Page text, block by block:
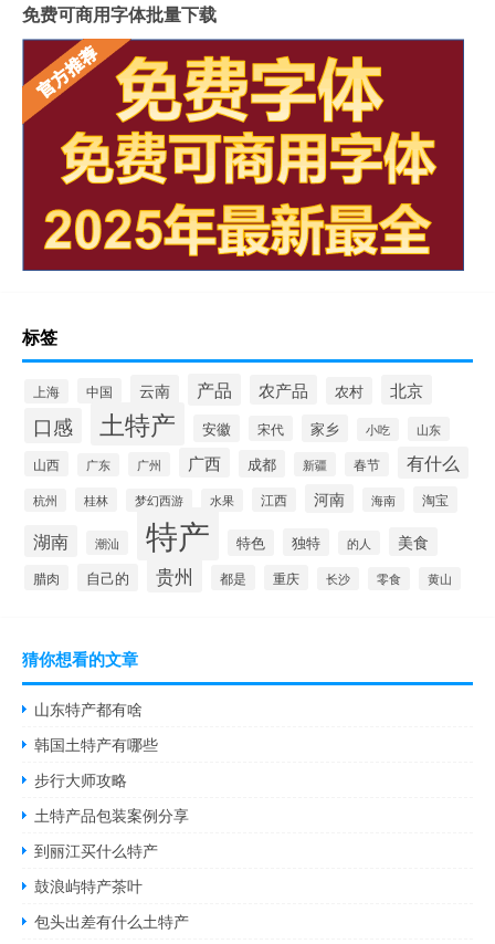
免费可商用字体批量下载
标签
上海 中国 云南 产品 农产品 农村 北京
口感 土特产 安徽 宋代 家乡 小吃 山东
山西 广东 广州 广西 成都 新疆 春节 有什么
杭州 桂林 梦幻西游 水果 江西 河南 海南 淘宝
湖南 潮汕 特产 特色 独特 的人 美食
腊肉 自己的 贵州 都是 重庆 长沙 零食 黄山
猜你想看的文章
山东特产都有啥
韩国土特产有哪些
步行大师攻略
土特产品包装案例分享
到丽江买什么特产
鼓浪屿特产茶叶
包头出差有什么土特产